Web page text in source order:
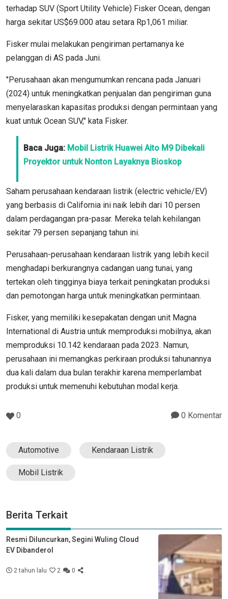
terhadap SUV (Sport Utility Vehicle) Fisker Ocean, dengan
harga sekitar US$69.000 atau setara Rp1,061 miliar.
Fisker mulai melakukan pengiriman pertamanya ke
pelanggan di AS pada Juni.
"Perusahaan akan mengumumkan rencana pada Januari
(2024) untuk meningkatkan penjualan dan pengiriman guna
menyelaraskan kapasitas produksi dengan permintaan yang
kuat untuk Ocean SUV," kata Fisker.
Baca Juga: Mobil Listrik Huawei Aito M9 Dibekali
Proyektor untuk Nonton Layaknya Bioskop
Saham perusahaan kendaraan listrik (electric vehicle/EV)
yang berbasis di California ini naik lebih dari 10 persen
dalam perdagangan pra-pasar. Mereka telah kehilangan
sekitar 79 persen sepanjang tahun ini.
Perusahaan-perusahaan kendaraan listrik yang lebih kecil
menghadapi berkurangnya cadangan uang tunai, yang
tertekan oleh tingginya biaya terkait peningkatan produksi
dan pemotongan harga untuk meningkatkan permintaan.
Fisker, yang memiliki kesepakatan dengan unit Magna
International di Austria untuk memproduksi mobilnya, akan
memproduksi 10.142 kendaraan pada 2023. Namun,
perusahaan ini memangkas perkiraan produksi tahunannya
dua kali dalam dua bulan terakhir karena memperlambat
produksi untuk memenuhi kebutuhan modal kerja.
0 0 Komentar
Automotive Kendaraan Listrik
Mobil Listrik
Berita Terkait
Resmi Diluncurkan, Segini Wuling Cloud
EV Dibanderol
2 tahun lalu 2 0